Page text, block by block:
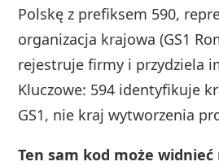
Polskę z prefiksem 590,
organizacja krajowa (GS1
rejestruje firmy i przydziela
Kluczowe: 594 identyfikuje
GS1, nie kraj wytworzenia
Ten sam kod może